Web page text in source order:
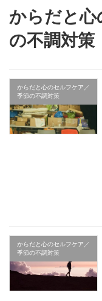
からだと心
の不調対策
からだと心のセルフケア／
季節の不調対策
からだと心のセルフケア／
季節の不調対策